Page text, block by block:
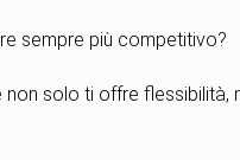
sempre più competitivo?
non solo ti offre